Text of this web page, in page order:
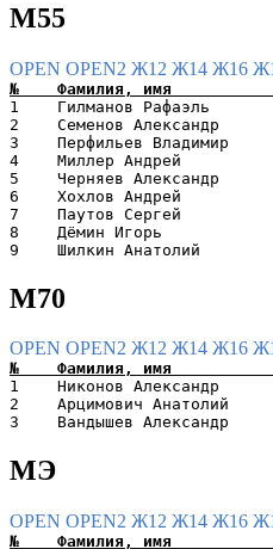
М55
OPEN OPEN2 Ж12 Ж14 Ж16
1    Гилманов Рафаэль
2    Семенов
3    Перфильев
4    Миллер Андрей
5    Черняев
6    Хохлов Андрей
7    Паутов Сергей
8    Дёмин Игорь
М70
OPEN OPEN2 Ж12 Ж14 Ж16
1    Никонов
2    Арцимович
МЭ
OPEN OPEN2 Ж12 Ж14 Ж16